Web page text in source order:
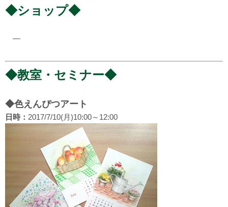
◆ショップ◆
―
◆教室・セミナー◆
◆色えんぴつアート
日時： 2017/7/10(月)10:00～12:00